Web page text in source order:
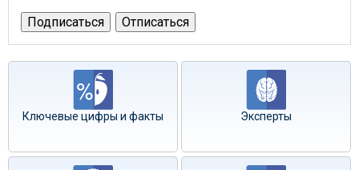
Ключевые цифры и факты Эксперты